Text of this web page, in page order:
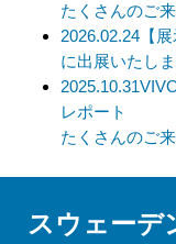
【個人情報の開示等
当社は、開示対象
正、追加、削除」「
ます。
上記事項を請求さ
当社への個人情報の
たくさんのご
2026.02.24 【
に出展いたしま
2025.10.31
レポート
たくさんのご
スウェーデ